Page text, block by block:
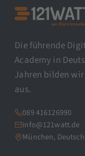
Die führende
Academy in
Jahren bilden
aus.
089 416126990
info@121watt.de
München,